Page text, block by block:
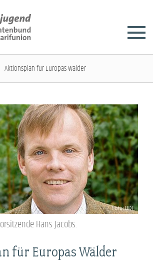
Aktionsplan für Europas Wälder
Hans Jacobs.
für Europas Wälder